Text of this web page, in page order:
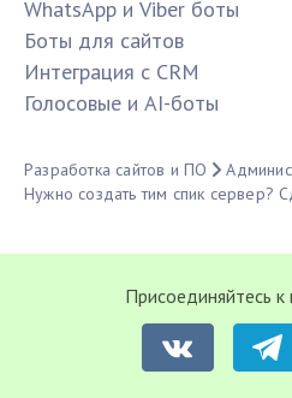
WhatsApp и Viber боты
Боты для сайтов
Интеграция с CRM
Голосовые и AI-боты
Разработка сайтов и ПО
Нужно создать тим спик сервер?
Присоединяйтесь к